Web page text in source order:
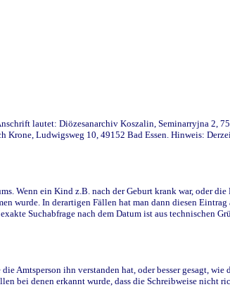
lautet: Diözesanarchiv Koszalin, Seminarryjna 2,
Ludwigsweg 10, 49152 Bad Essen. Hinweis:
Wenn ein Kind z.B. nach der Geburt krank war, oder
wurde. In derartigen Fällen hat man dann diesen
Suchabfrage nach dem Datum ist aus technischen
ihn verstanden hat, oder besser gesagt, wie
bei denen erkannt wurde, dass die Schreibweise nicht